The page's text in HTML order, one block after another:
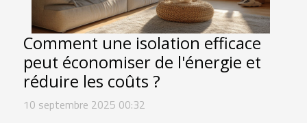
Comment une isolation efficace
peut économiser de l'énergie et
réduire les coûts ?
10 septembre 2025 00:32